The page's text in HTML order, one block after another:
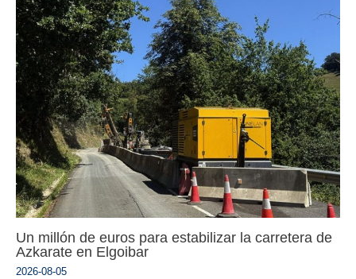
Un millón de euros para estabilizar la carretera de
Azkarate en Elgoibar
2026-08-05